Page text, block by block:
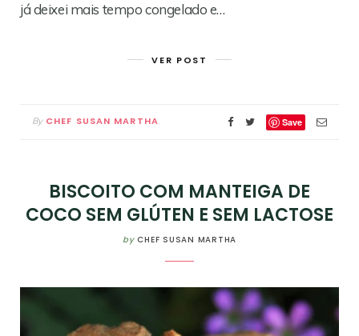
já deixei mais tempo congelado e…
VER POST
By CHEF SUSAN MARTHA Save
BISCOITO COM MANTEIGA DE
COCO SEM GLÚTEN E SEM LACTOSE
by CHEF SUSAN MARTHA